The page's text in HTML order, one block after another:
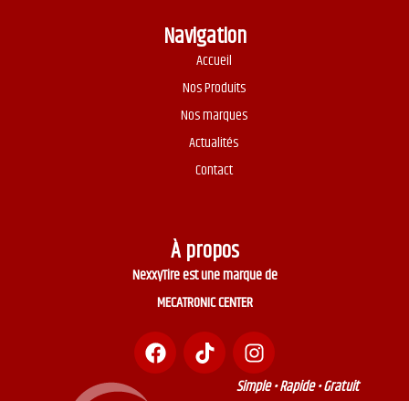
Navigation
Accueil
Nos Produits
Nos marques
Actualités
Contact
À propos
NexxyTire est une marque de
MECATRONIC CENTER
Simple • Rapide • Gratuit